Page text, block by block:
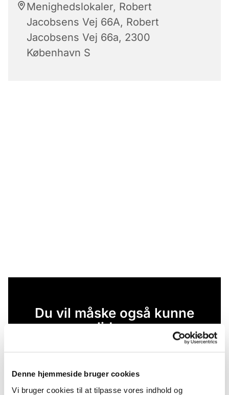
Denne hjemmeside bruger cookies
Vi bruger cookies til at tilpasse vores indhold og
Menighedslokaler, Robert
Jacobsens Vej 66A, Robert
Jacobsens Vej 66a, 2300
København S
Du vil måske også kunne
lide...